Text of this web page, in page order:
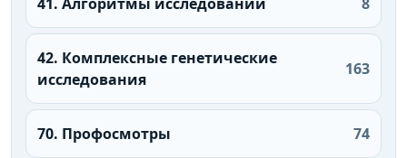
42. Комплексные генетические
исследования
163
70. Профосмотры 74